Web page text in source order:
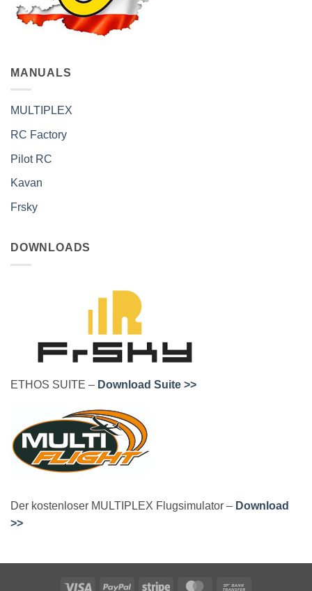
MANUALS
MULTIPLEX
RC Factory
Pilot RC
Kavan
Frsky
DOWNLOADS
ETHOS SUITE – Download Suite >>
Der kostenloser MULTIPLEX Flugsimulator – Download
>>
Visa PayPal Stripe MasterCard